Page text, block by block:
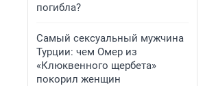
погибла?
Самый сексуальный мужчина
Турции: чем Омер из
«Клюквенного щербета»
покорил женщин